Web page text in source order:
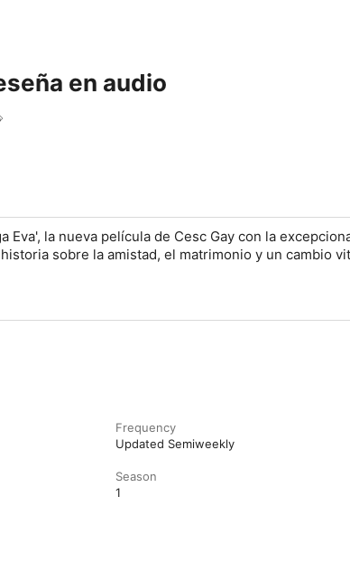
en audio
Eva', la nueva película de Cesc Gay con la
sobre la amistad, el matrimonio y un cambio
Frequency
Updated Semiweekly
Season
1